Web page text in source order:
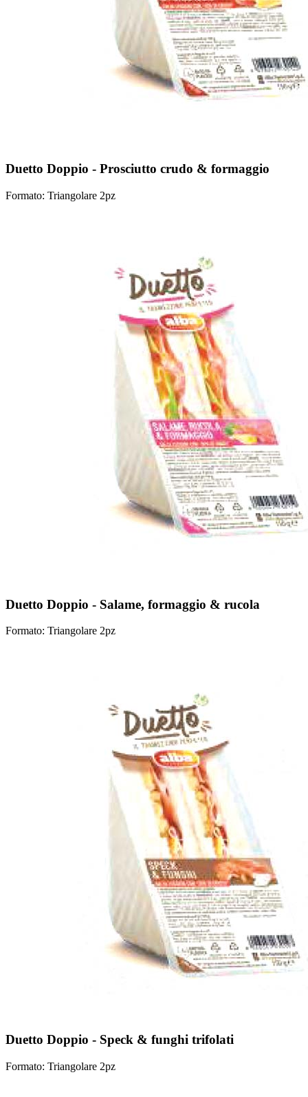
Duetto Doppio - Prosciutto crudo & formaggio
Formato: Triangolare 2pz
Duetto Doppio - Salame, formaggio & rucola
Formato: Triangolare 2pz
Duetto Doppio - Speck & funghi trifolati
Formato: Triangolare 2pz